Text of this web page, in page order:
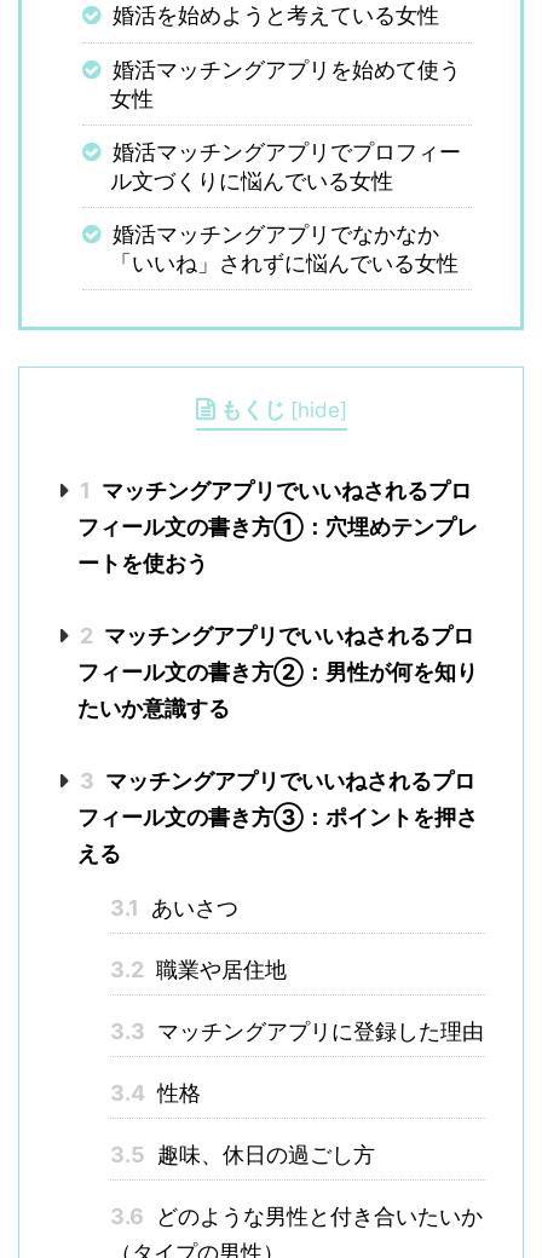
婚活を始めようと考えている女性
婚活マッチングアプリを始めて使う
女性
婚活マッチングアプリでプロフィー
ル文づくりに悩んでいる女性
婚活マッチングアプリでなかなか
「いいね」されずに悩んでいる女性
もくじ [hide]
1 マッチングアプリでいいねされるプロ
フィール文の書き方①：穴埋めテンプレ
ートを使おう
2 マッチングアプリでいいねされるプロ
フィール文の書き方②：男性が何を知り
たいか意識する
3 マッチングアプリでいいねされるプロ
フィール文の書き方③：ポイントを押さ
える
3.1 あいさつ
3.2 職業や居住地
3.3 マッチングアプリに登録した理由
3.4 性格
3.5 趣味、休日の過ごし方
3.6
どのような男性と付き合いたいか
（タイプの男性）